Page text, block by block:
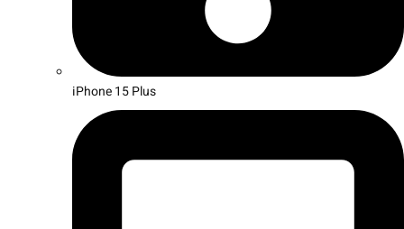
iPhone 15 Plus